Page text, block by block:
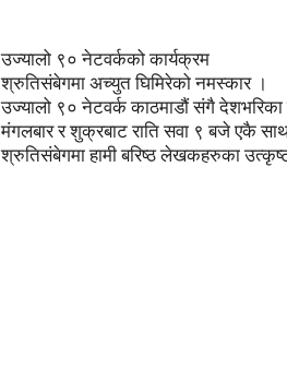
उज्यालो ९० नेटवर्कको कार्यक्रम
श्रुतिसंबेगमा अच्युत घिमिरेको नमस्कार ।
उज्यालो ९० नेटवर्क काठमाडौं संगै
मंगलबार र शुक्रबाट राति सवा ९ बजे एकै
श्रुतिसंबेगमा हामी बरिष्ठ लेखकहरुका